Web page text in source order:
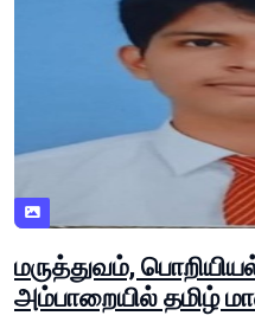
மருத்துவம்,
அம்பாறையில் தமிழ்